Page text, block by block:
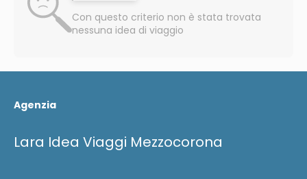
Con questo criterio non è stata trovata
nessuna idea di viaggio
Agenzia
Lara Idea Viaggi Mezzocorona